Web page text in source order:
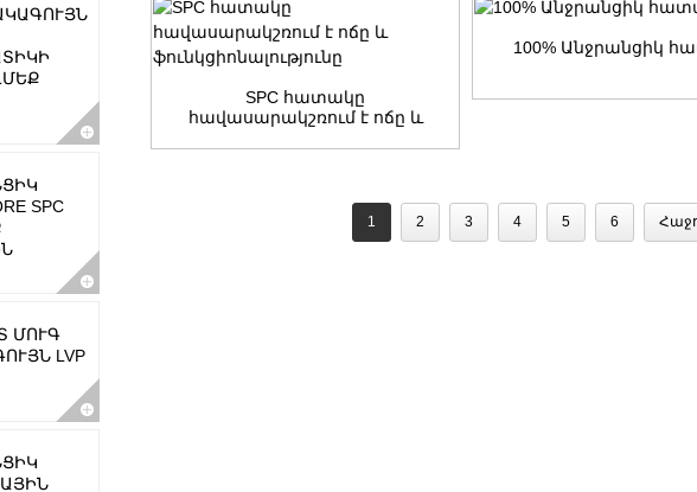
SPC
ՄՈՒԳ
LVP
SPC հատակը
հավասարակշռում է ոճը և
100% Անջրանցիկ
1 2 3 4 5 6